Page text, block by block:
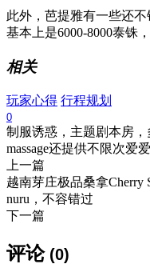
此外，芭提雅有一些还
基本上是6000-8000泰铢
相关
玩家心得 行程规划
0
制服诱惑，主题剧本房
massage还提供不限次爱爱
上一篇
越南芽庄极品桑拿Cherry
nuru，不容错过
下一篇
评论(0)